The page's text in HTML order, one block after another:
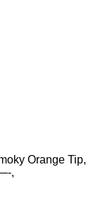
Orange Tip,
,